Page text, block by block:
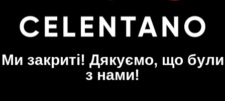
Ми закриті! Дякуємо, що були
з нами!